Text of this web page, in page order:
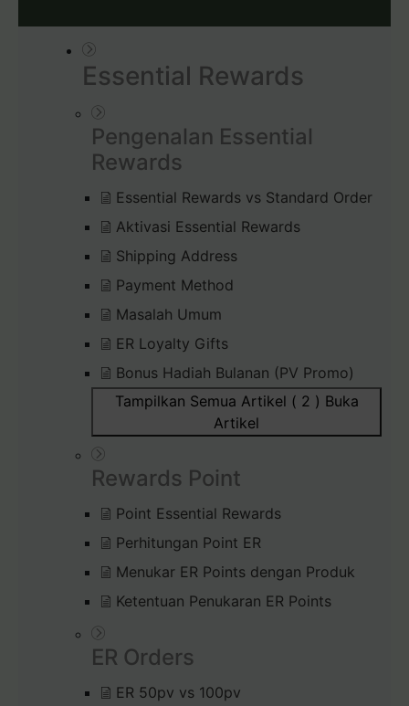
Essential Rewards
Pengenalan Essential
Rewards
Essential Rewards vs Standard Order
Aktivasi Essential Rewards
Shipping Address
Payment Method
Masalah Umum
ER Loyalty Gifts
Bonus Hadiah Bulanan (PV Promo)
Tampilkan Semua Artikel ( 2 ) Buka
Artikel
Rewards Point
Point Essential Rewards
Perhitungan Point ER
Menukar ER Points dengan Produk
Ketentuan Penukaran ER Points
ER Orders
ER 50pv vs 100pv